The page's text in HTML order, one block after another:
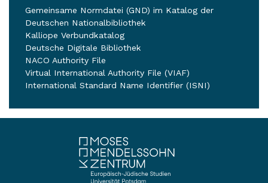
Gemeinsame Normdatei (GND) im Katalog der
Deutschen Nationalbibliothek
Kalliope Verbundkatalog
Deutsche Digitale Bibliothek
NACO Authority File
Virtual International Authority File (VIAF)
International Standard Name Identifier (ISNI)